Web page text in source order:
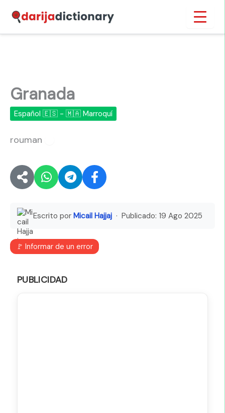
contenido
Granada
Español 🇪🇸 - 🇲🇦 Marroquí
rouman
Escrito por Micail Hajjaj · Publicado: 19 Ago 2025
🚩 Informar de un error
PUBLICIDAD